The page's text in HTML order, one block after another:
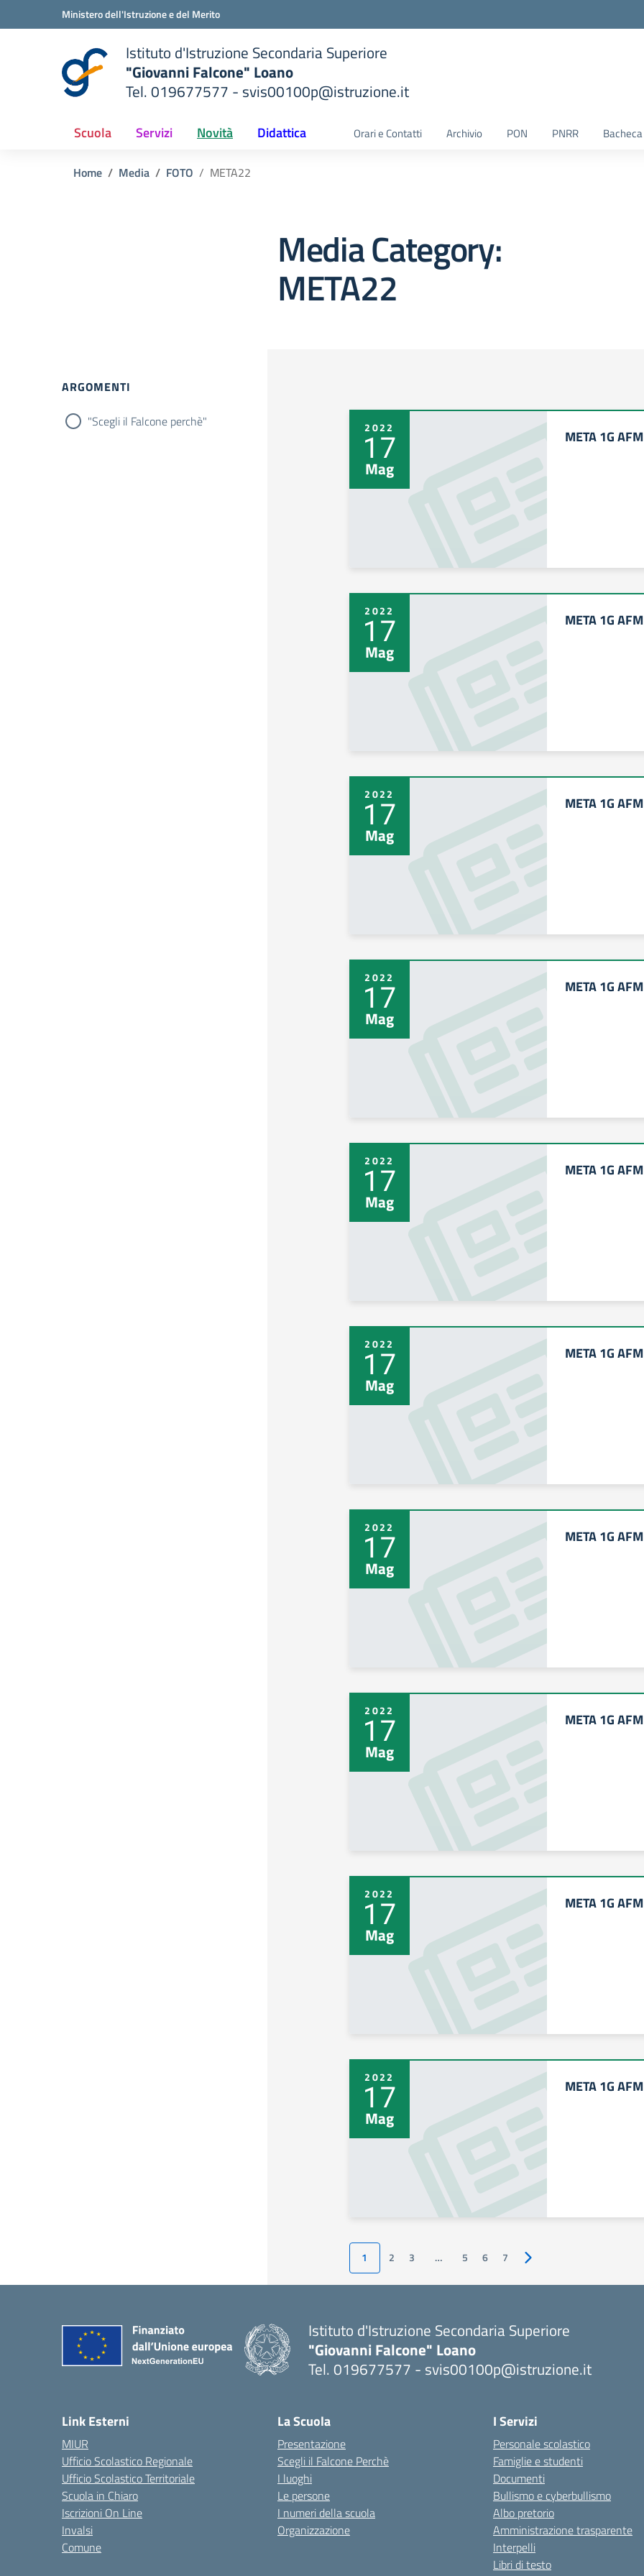
Vai ai contenuti
Vai al menu di navigazioneMinistero dell'Istruzione e del Merito
Istituto d'Istruzione Secondaria Superiore
"Giovanni Falcone" Loano
Tel. 019677577 - svis00100p@istruzione.it
Scuola Servizi Novità Didattica Orari e Contatti Archivio PON PNRR
Home Media FOTO META22
Media Category:
META22
Filtri
ARGOMENTI
"Scegli il Falcone perchè"
2022
17
Mag
META 1G
2022
17
Mag
META 1G
2022
17
Mag
META 1G
2022
17
Mag
META 1G
2022
17
Mag
META 1G
2022
17
Mag
META 1G
2022
17
Mag
META 1G
2022
17
Mag
META 1G
2022
17
Mag
META 1G
2022
17
Mag
META 1G
1 2 3 … 5 6 7 Pagina successiva
Istituto d'Istruzione Secondaria Superiore
"Giovanni Falcone" Loano
Tel. 019677577 - svis00100p@istruzione.it
Link Esterni
MIUR
Ufficio Scolastico Regionale
Ufficio Scolastico Territoriale
Scuola in Chiaro
Iscrizioni On Line
Invalsi
Comune
La Scuola
Presentazione
Scegli il Falcone Perchè
I luoghi
Le persone
I numeri della scuola
Organizzazione
I Servizi
Personale scolastico
Famiglie e studenti
Documenti
Bullismo e cyberbullismo
Albo pretorio
Amministrazione trasparente
Interpelli
Libri di testo